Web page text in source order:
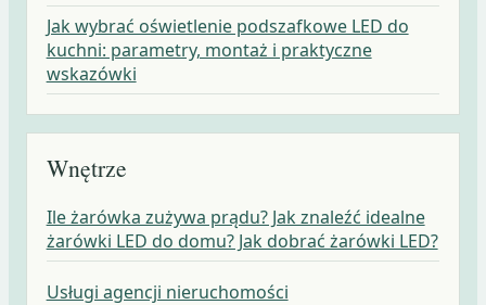
Jak wybrać oświetlenie podszafkowe LED do
kuchni: parametry, montaż i praktyczne
wskazówki
Wnętrze
Ile żarówka zużywa prądu? Jak znaleźć idealne
żarówki LED do domu? Jak dobrać żarówki LED?
Usługi agencji nieruchomości